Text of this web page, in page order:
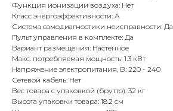
Функция ионизации воздуха: Нет
Класс энергоэффективности: A
Система самодиагностики неисправности: Да
Пульт управления в комплекте: Да
Вариант размещения: Настенное
Макс. потребляемая мощность: 1.3 кВт
Напряжение электропитания, В: 220 - 240
Сетевой кабель: Нет
Вес товара с упаковкой (брутто): 32 кг
Высота упаковки товара: 18.2 см